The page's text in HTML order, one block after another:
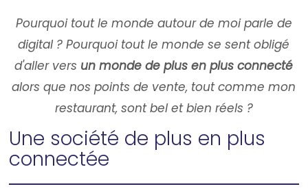
Pourquoi tout le monde autour de moi parle de
digital ? Pourquoi tout le monde se sent obligé
d'aller vers un monde de plus en plus connecté
alors que nos points de vente, tout comme mon
restaurant, sont bel et bien réels ?
Une société de plus en plus
connectée